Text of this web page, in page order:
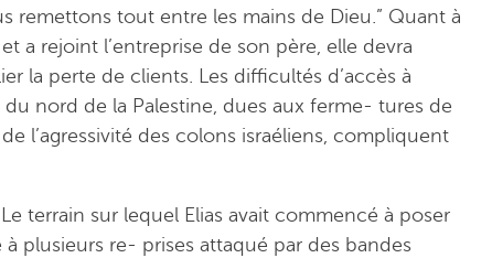
remettons tout entre les mains de Dieu.” Quant à
a rejoint l’entreprise de son père, elle devra
la perte de clients. Les difficultés d’accès à
nord de la Palestine, dues aux ferme- tures de
l’agressivité des colons israéliens, compliquent
terrain sur lequel Elias avait commencé à poser
plusieurs re- prises attaqué par des bandes